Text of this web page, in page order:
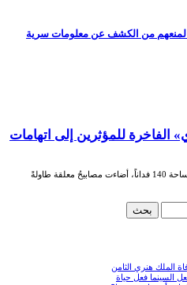
لمنعهم من الكشف عن معلومات سرية
الفاخرة للمؤثرين إلى اتهامات
تحت مظلة من الأشجار في منتجع يمتد على مساحة 140 فداناً، أضاءت مصابيحُ معلقة طاولةً
الملك هنري الثامن
السينما فعل حياة